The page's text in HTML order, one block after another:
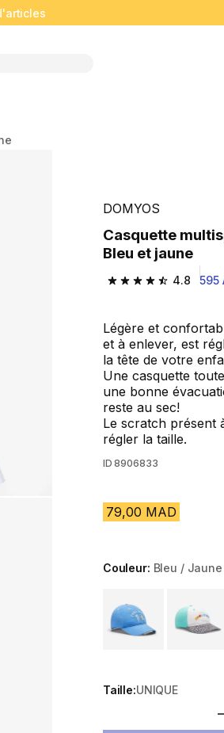
DOMYOS
Casquette multisport ajustable bébé mixte,
Bleu et jaune
4.8
4.8 out of 5 stars595
Légère et
et à enlever, est
la tête de votre
Une casquette
une bonne
reste au sec!
Le scratch présent
régler la taille.
ID 8906833
79,00 MAD
Couleur: Bleu / Jaune
Taille:UNIQUE